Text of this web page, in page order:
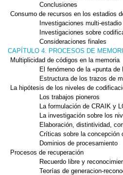
Conclusiones
Consumo de recursos en los estadios
Investigaciones multi-estadio
Investigaciones sobre
Consideraciones finales
CAPÍTULO 4. PROCESOS DE
Multiplicidad de códigos en la memoria
El fenómeno de la «punta de
Estructura de los trazos de
La hipótesis de los niveles de
Los trabajos pioneros
La formulación de CRAIK y
La investigación sobre los
Elaboración, distintividad,
Críticas sobre la concepción
Dominios de procesamiento
Procesos de recuperación
Recuerdo libre y
Teorías de generacion-